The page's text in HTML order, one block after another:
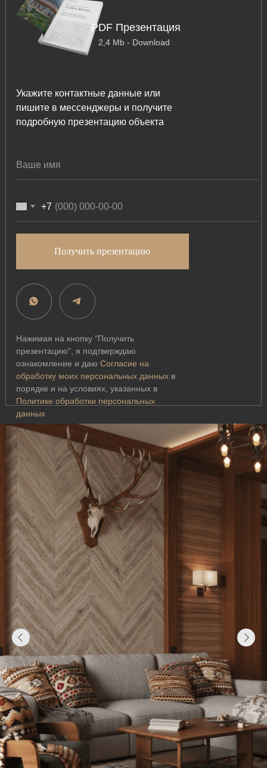
Укажите контактные данные или
пишите в мессенджеры и получите
подробную презентацию объекта
PDF Презентация
2,4 Mb - Download
Нажимая на кнопку "Получить
презентацию", я подтверждаю
ознакомление и даю Согласие на
обработку моих персональных данныхв
порядке и на условиях, указанных в
Политике обработки персональных
данных
+7
Получить презентацию